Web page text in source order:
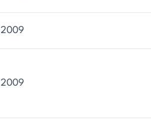
2009
2009